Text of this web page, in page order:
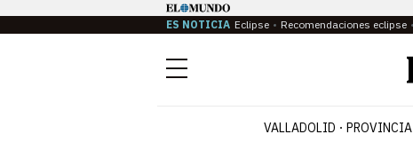
ES NOTICIA Eclipse Recomendaciones eclipse
Menú
VALLADOLID PROVINCIA